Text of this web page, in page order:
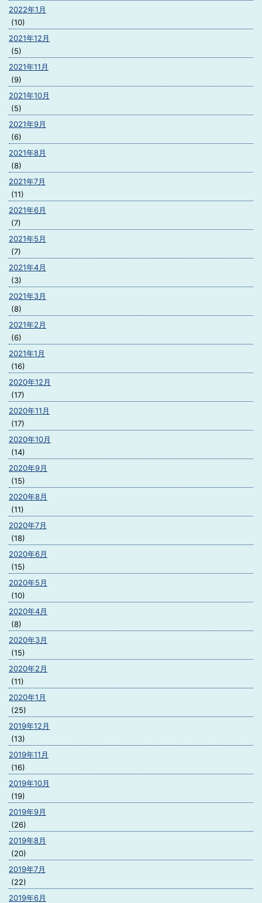
2022年1月
(10)
2021年12月
(5)
2021年11月
(9)
2021年10月
(5)
2021年9月
(6)
2021年8月
(8)
2021年7月
(11)
2021年6月
(7)
2021年5月
(7)
2021年4月
(3)
2021年3月
(8)
2021年2月
(6)
2021年1月
(16)
2020年12月
(17)
2020年11月
(17)
2020年10月
(14)
2020年9月
(15)
2020年8月
(11)
2020年7月
(18)
2020年6月
(15)
2020年5月
(10)
2020年4月
(8)
2020年3月
(15)
2020年2月
(11)
2020年1月
(25)
2019年12月
(13)
2019年11月
(16)
2019年10月
(19)
2019年9月
(26)
2019年8月
(20)
2019年7月
(22)
2019年6月